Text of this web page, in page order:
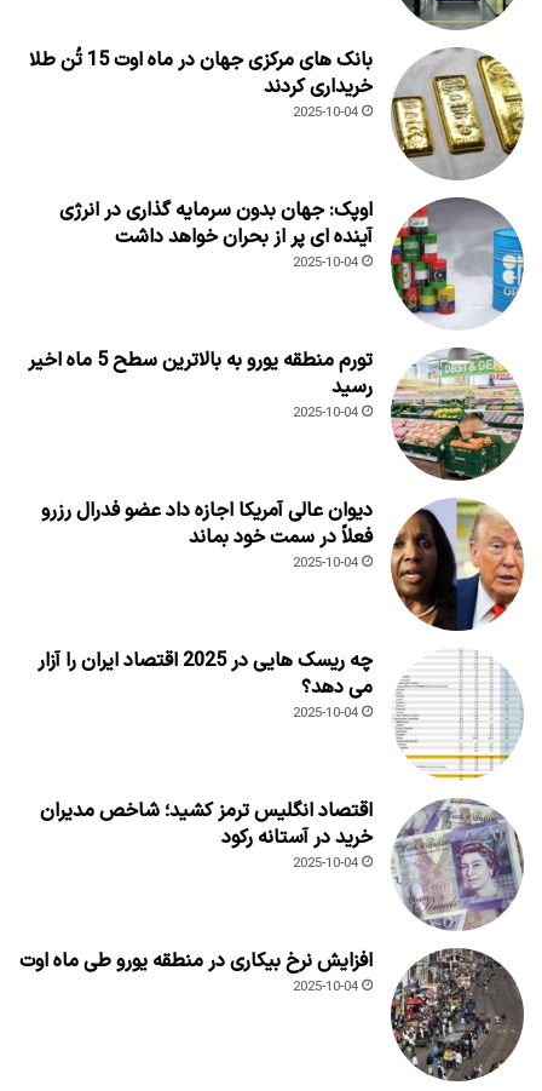
بانک های مرکزی جهان در ماه اوت 15 تُن طلا
خریداری کردند
2025-10-04
اوپک: جهان بدون سرمایه گذاری در انرژی
آینده ای پر از بحران خواهد داشت
2025-10-04
تورم منطقه یورو به بالاترین سطح 5 ماه اخیر
رسید
2025-10-04
دیوان عالی آمریکا اجازه داد عضو فدرال رزرو
فعلاً در سمت خود بماند
2025-10-04
چه ریسک هایی در 2025 اقتصاد ایران را آزار
می دهد؟
2025-10-04
اقتصاد انگلیس ترمز کشید؛ شاخص مدیران
خرید در آستانه رکود
2025-10-04
افزایش نرخ بیکاری در منطقه یورو طی ماه اوت
2025-10-04